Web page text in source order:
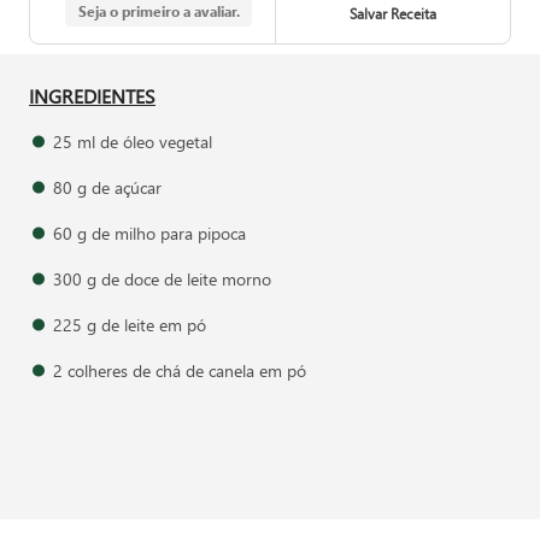
Seja o primeiro a avaliar. Salvar Receita
INGREDIENTES
25 ml de óleo vegetal
80 g de açúcar
60 g de milho para pipoca
300 g de doce de leite morno
225 g de leite em pó
2 colheres de chá de canela em pó